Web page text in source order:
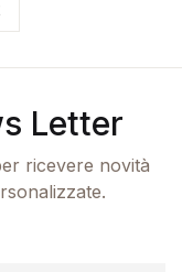
Letter
ricevere novità